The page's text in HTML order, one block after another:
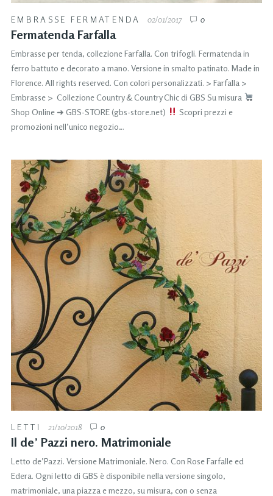
EMBRASSE FERMATENDA 02/01/2017 0
Fermatenda Farfalla
Embrasse per tenda, collezione Farfalla. Con trifogli. Fermatenda in
ferro battuto e decorato a mano. Versione in smalto patinato. Made in
Florence. All rights reserved. Con colori personalizzati. > Farfalla >
Embrasse > Collezione Country & Country Chic di GBS Su misura
Shop Online ➜ GBS-STORE (gbs-store.net)
Scopri prezzi e
promozioni nell’unico negozio…
LETTI 21/10/2018 0
Il de’ Pazzi nero. Matrimoniale
Letto de’Pazzi. Versione Matrimoniale. Nero. Con Rose Farfalle ed
Edera. Ogni letto di GBS è disponibile nella versione singolo,
matrimoniale, una piazza e mezzo, su misura, con o senza